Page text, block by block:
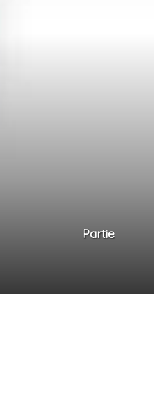
Partie